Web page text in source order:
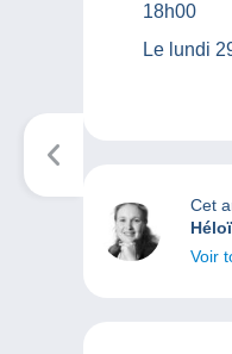
18h00
Le lundi
Cet
Voir